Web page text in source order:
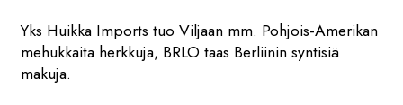
Yks Huikka Imports tuo Viljaan mm. Pohjois-Amerikan
mehukkaita herkkuja, BRLO taas Berliinin syntisiä
makuja.